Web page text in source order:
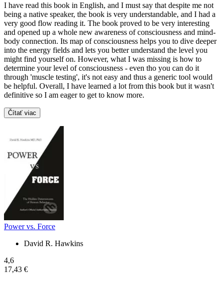
I have read this book in English, and I must say that despite me not
being a native speaker, the book is very understandable, and I had a
very good flow reading it. The book proved to be very interesting
and opened up a whole new awareness of consciousness and mind-
body connection. Its map of consciousness helps you to dive deeper
into the energy fields and lets you better understand the level you
might find yourself on. However, what I was missing is how to
determine your level of consciousness - even tho you can do it
through 'muscle testing', it's not easy and thus a generic tool would
be helpful. Overall, I have learned a lot from this book but it wasn't
definitive so I am eager to get to know more.
Čítať viac
Power vs. Force
David R. Hawkins
4,6
17,43 €